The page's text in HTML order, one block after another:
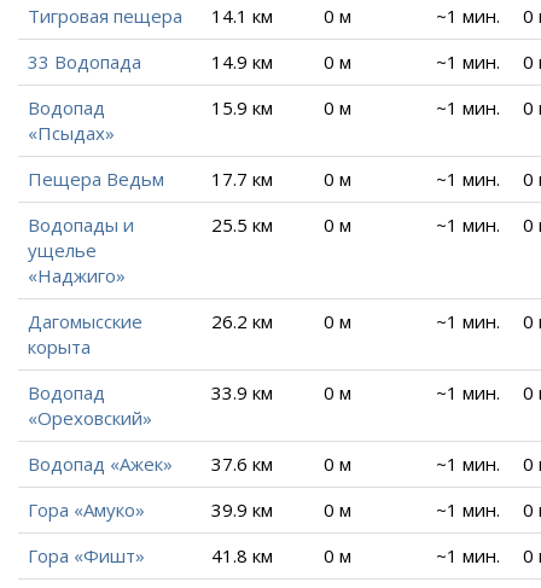
Тигровая пещера 14.1 км 0 м ~1 мин.
0
33 Водопада
14.9 км 0 м ~1 мин.
0
Водопад
«Псыдах»
15.9 км 0 м ~1 мин. 0
Пещера Ведьм 17.7 км 0 м ~1 мин.
0
Водопады и
ущелье
«Наджиго»
25.5 км 0 м ~1 мин. 0
Дагомысские
корыта
26.2 км 0 м ~1 мин. 0
Водопад
«Ореховский»
33.9 км 0 м ~1 мин. 0
Водопад «Ажек» 37.6 км 0 м ~1 мин.
0
Гора «Амуко»
39.9 км 0 м ~1 мин.
0
Гора «Фишт»
41.8 км 0 м ~1 мин.
0